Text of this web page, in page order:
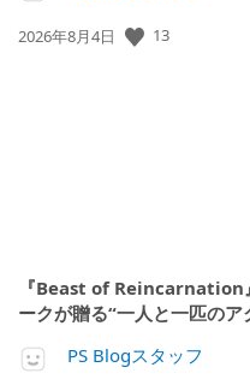
公
2026年8月4日 13
『Beast of Reincarnation
ークが贈る“一人と一匹のア
PS Blogスタッフ